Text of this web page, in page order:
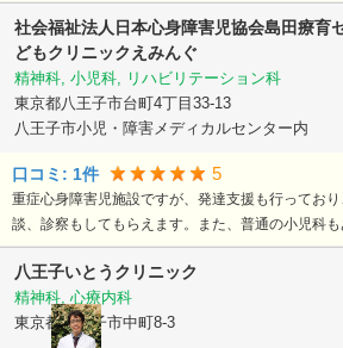
社会福祉法人日本心身障害児協会島田療育
どもクリニックえみんぐ
精神科, 小児科, リハビリテーション科
東京都八王子市台町4丁目33-13
八王子市小児・障害メディカルセンター内
口コミ: 1件 5
重症心身障害児施設ですが、発達支援も行ってお
談、診察もしてもらえます。また、普通の小児科も
八王子いとうクリニック
精神科, 心療内科
東京都八王子市中町8-3